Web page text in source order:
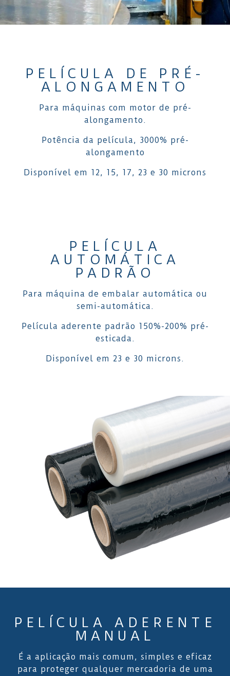
PELÍCULA DE PRÉ-
ALONGAMENTO
Para máquinas com motor de pré-
alongamento.
Potência da película, 3000% pré-
alongamento
Disponível em 12, 15, 17, 23 e 30 microns
PELÍCULA
AUTOMÁTICA
PADRÃO
Para máquina de embalar automática ou
semi-automática.
Película aderente padrão 150%-200% pré-
esticada.
Disponível em 23 e 30 microns.
PELÍCULA ADERENTE
MANUAL
É a aplicação mais comum, simples e eficaz
para proteger qualquer mercadoria de uma